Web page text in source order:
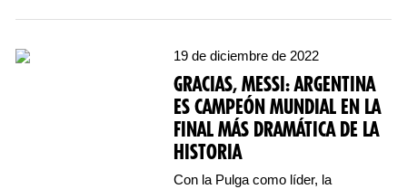
19 de diciembre de 2022
GRACIAS, MESSI: ARGENTINA
ES CAMPEÓN MUNDIAL EN LA
FINAL MÁS DRAMÁTICA DE LA
HISTORIA
Con la Pulga como líder, la